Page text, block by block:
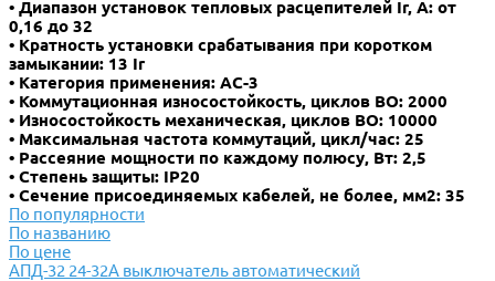
• Диапазон установок тепловых расцепителей Ir, А: от
0,16 до 32
• Кратность установки срабатывания при коротком
замыкании: 13 Ir
• Категория применения: АС-3
• Коммутационная износостойкость, циклов ВО: 2000
• Износостойкость механическая, циклов ВО: 10000
• Максимальная частота коммутаций, цикл/час: 25
• Рассеяние мощности по каждому полюсу, Вт: 2,5
• Степень защиты: IP20
• Сечение присоединяемых кабелей, не более, мм2: 35
По популярности
По названию
По цене
АПД-32 24-32А выключатель автоматический